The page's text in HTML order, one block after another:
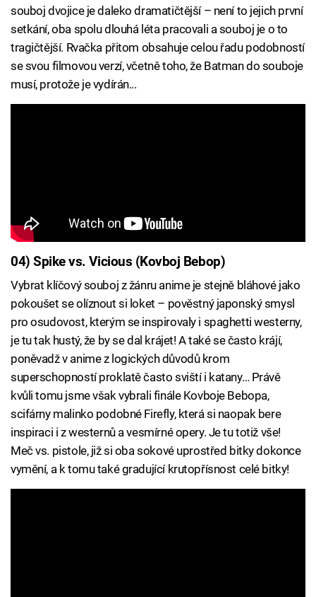
souboj dvojice je daleko dramatičtější – není to jejich první
setkání, oba spolu dlouhá léta pracovali a souboj je o to
tragičtější. Rvačka přitom obsahuje celou řadu podobností
se svou filmovou verzí, včetně toho, že Batman do souboje
musí, protože je vydírán...
04) Spike vs. Vicious (Kovboj Bebop)
Vybrat klíčový souboj z žánru anime je stejně bláhové jako
pokoušet se olíznout si loket – pověstný japonský smysl
pro osudovost, kterým se inspirovaly i spaghetti westerny,
je tu tak hustý, že by se dal krájet! A také se často krájí,
poněvadž v anime z logických důvodů krom
superschopností proklatě často sviští i katany… Právě
kvůli tomu jsme však vybrali finále Kovboje Bebopa,
scifárny malinko podobné Firefly, která si naopak bere
inspiraci i z westernů a vesmírné opery. Je tu totiž vše!
Meč vs. pistole, již si oba sokové uprostřed bitky dokonce
vymění, a k tomu také gradující krutopřísnost celé bitky!